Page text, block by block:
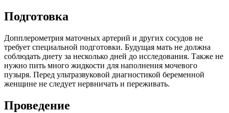
Подготовка
Допплерометрия маточных артерий и других сосудов не
требует специальной подготовки. Будущая мать не должна
соблюдать диету за несколько дней до исследования. Также не
нужно пить много жидкости для наполнения мочевого
пузыря. Перед ультразвуковой диагностикой беременной
женщине не следует нервничать и переживать.
Проведение